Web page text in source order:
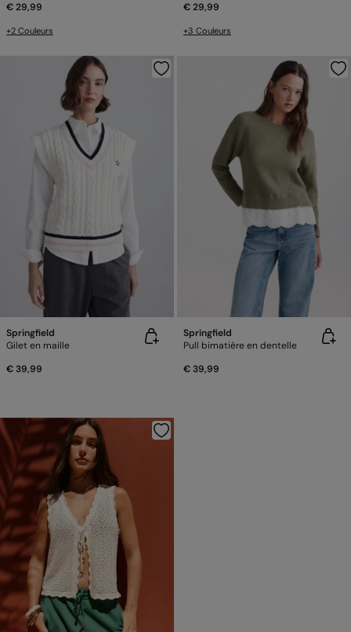
€ 29,99
+2 Couleurs
€ 29,99
+3 Couleurs
Springfield
Gilet en maille
€ 39,99
Springfield
Pull bimatière en dentelle
€ 39,99